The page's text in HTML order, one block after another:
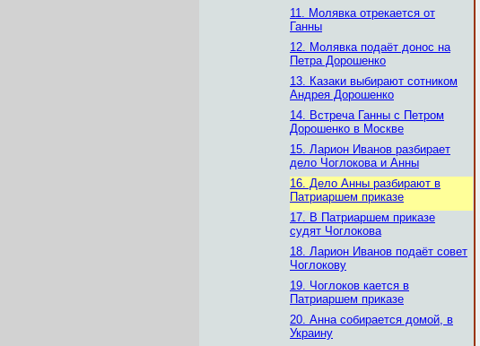
11. Молявка отрекается от
Ганны
12. Молявка подаёт донос на
Петра Дорошенко
13. Казаки выбирают сотником
Андрея Дорошенко
14. Встреча Ганны с Петром
Дорошенко в Москве
15. Ларион Иванов разбирает
дело Чоглокова и Анны
16. Дело Анны разбирают в
Патриаршем приказе
17. В Патриаршем приказе
судят Чоглокова
18. Ларион Иванов подаёт совет
Чоглокову
19. Чоглоков кается в
Патриаршем приказе
20. Анна собирается домой, в
Украину